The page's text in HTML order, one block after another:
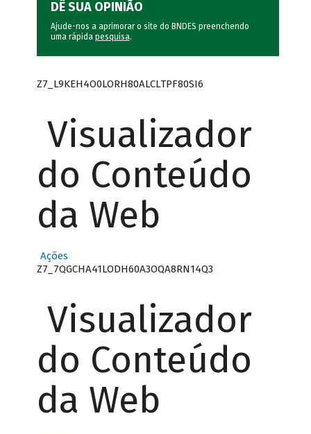
DÊ SUA OPINIÃO
Ajude-nos a aprimorar o site do BNDES preenchendo
uma rápida pesquisa.
Z7_L9KEH4O0LORH80ALCLTPF80SI6
Visualizador
do Conteúdo
da Web
Ações
Z7_7QGCHA41LODH60A3OQA8RN14Q3
Visualizador
do Conteúdo
da Web